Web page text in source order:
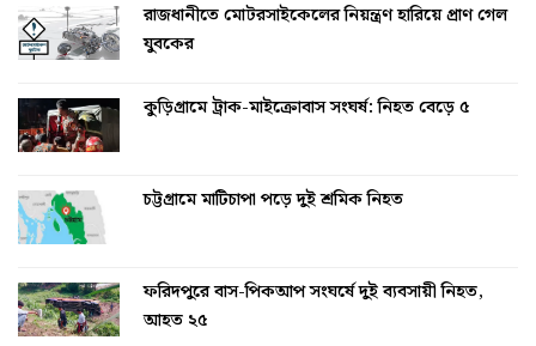
রাজধানীতে মোটরসাইকেলের নিয়ন্ত্রণ হারিয়ে প্রাণ গেল
যুবকের
কুড়িগ্রামে ট্রাক-মাইক্রোবাস সংঘর্ষ: নিহত বেড়ে ৫
চট্টগ্রামে মাটিচাপা পড়ে দুই শ্রমিক নিহত
ফরিদপুরে বাস-পিকআপ সংঘর্ষে দুই ব্যবসায়ী নিহত,
আহত ২৫